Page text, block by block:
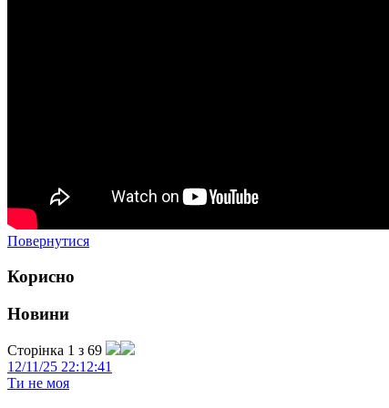
Повернутися
Корисно
Новини
Сторінка 1 з 69
12/11/25 22:12:41
Ти не моя